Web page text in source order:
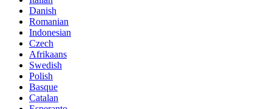
Danish
Romanian
Indonesian
Czech
Afrikaans
Swedish
Polish
Basque
Catalan